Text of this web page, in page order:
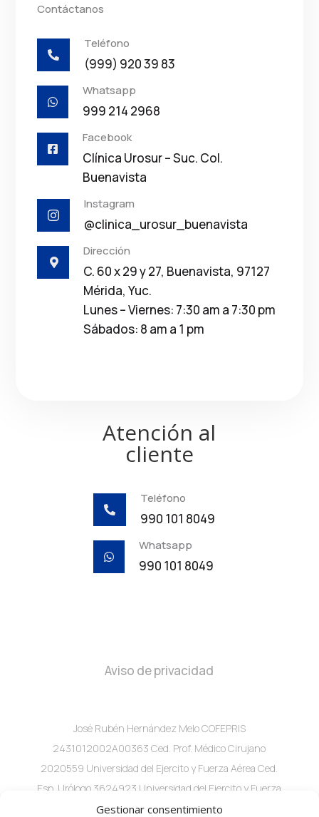
Gestionar consentimiento
Contáctanos

Teléfono
(999) 920 39 83

Whatsapp
999 214 2968

Facebook
Clínica Urosur – Suc. Col.
Buenavista

Instagram
@clinica_urosur_buenavista

Dirección
C. 60 x 29 y 27, Buenavista, 97127
Mérida, Yuc.
Lunes – Viernes: 7:30 am a 7:30 pm
Sábados: 8 am a 1 pm
Atención al
cliente

Teléfono
990 101 8049

Whatsapp
990 101 8049
Aviso de privacidad
José Rubén Hernández Melo COFEPRIS
2431012002A00363 Ced. Prof. Médico Cirujano
2020559 Universidad del Ejercito y Fuerza Aérea Ced.
Esp. Urólogo 3624923 Universidad del Ejercito y Fuerza
Aérea C. 60 #282A x 29 Local 2 consultorio 1 Col.